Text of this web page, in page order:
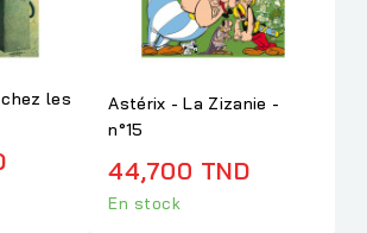
les
Astérix - La Zizanie -
n°15
44,700 TND
En stock